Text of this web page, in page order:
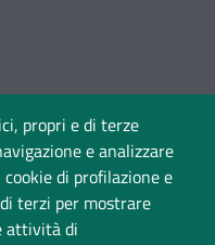
propri e di terze
e analizzare
di profilazione e
terzi per mostrare
attività di